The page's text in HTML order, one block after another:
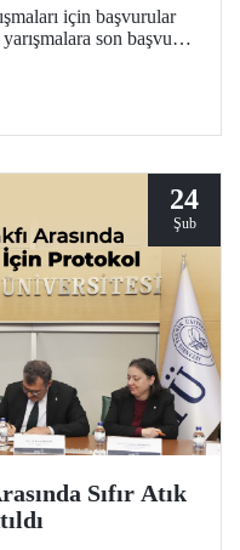
için başvurular
son başvuru
düzenlenen
24
Şub
Sıfır Atık